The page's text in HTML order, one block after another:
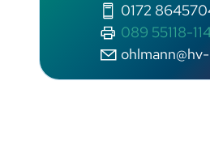
0172
089 55118-